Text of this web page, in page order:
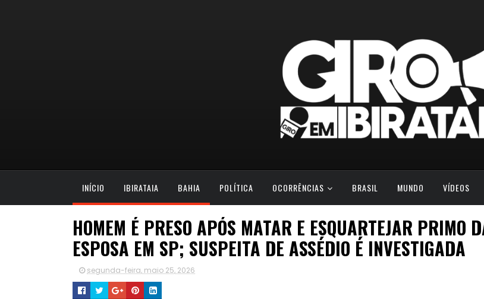
INÍCIO IBIRATAIA BAHIA POLÍTICA OCORRÊNCIAS BRASIL MUNDO VÍDEOS
HOMEM É PRESO APÓS MATAR E ESQUARTEJAR PRIMO
ESPOSA EM SP; SUSPEITA DE ASSÉDIO É INVESTIGADA
segunda-feira, maio 25, 2026